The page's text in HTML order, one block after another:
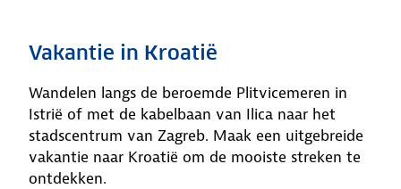
Vakantie in Kroatië
Wandelen langs de beroemde Plitvicemeren in
Istrië of met de kabelbaan van Ilica naar het
stadscentrum van Zagreb. Maak een uitgebreide
vakantie naar Kroatië om de mooiste streken te
ontdekken.